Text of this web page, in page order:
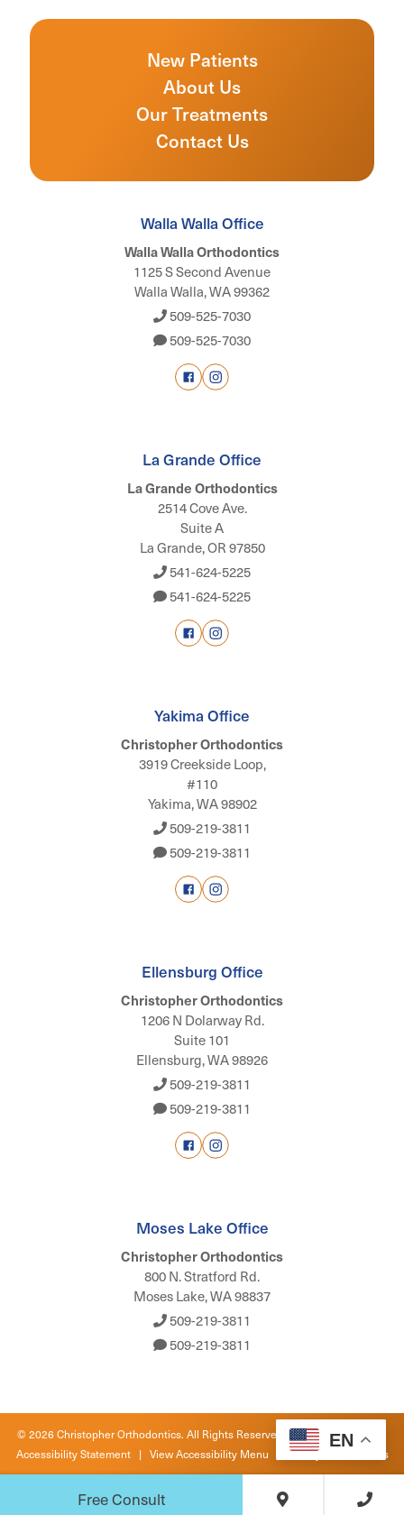
New Patients
About Us
Our Treatments
Contact Us
Walla Walla Office
Walla Walla Orthodontics
1125 S Second Avenue
Walla Walla, WA 99362
509-525-7030
509-525-7030
La Grande Office
La Grande Orthodontics
2514 Cove Ave.
Suite A
La Grande, OR 97850
541-624-5225
541-624-5225
Yakima Office
Christopher Orthodontics
3919 Creekside Loop,
#110
Yakima, WA 98902
509-219-3811
509-219-3811
Ellensburg Office
Christopher Orthodontics
1206 N Dolarway Rd.
Suite 101
Ellensburg, WA 98926
509-219-3811
509-219-3811
Moses Lake Office
Christopher Orthodontics
800 N. Stratford Rd.
Moses Lake, WA 98837
509-219-3811
509-219-3811
©2026Christopher Orthodontics. All Rights Reserved. |Privacy Policy
Accessibility Statement| View Accessibility Menu | Site by Neon Canvas
Free Consult
EN